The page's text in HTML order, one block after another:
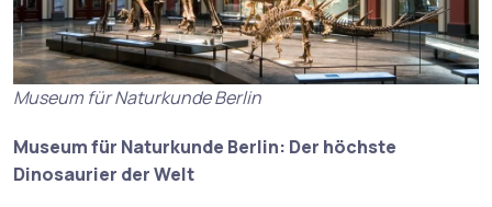
Museum für Naturkunde Berlin
Museum für Naturkunde Berlin: Der höchste
Dinosaurier der Welt